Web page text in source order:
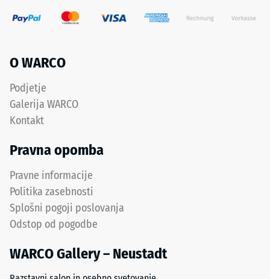
O WARCO
Podjetje
Galerija WARCO
Kontakt
Pravna opomba
Pravne informacije
Politika zasebnosti
Splošni pogoji poslovanja
Odstop od pogodbe
WARCO Gallery – Neustadt